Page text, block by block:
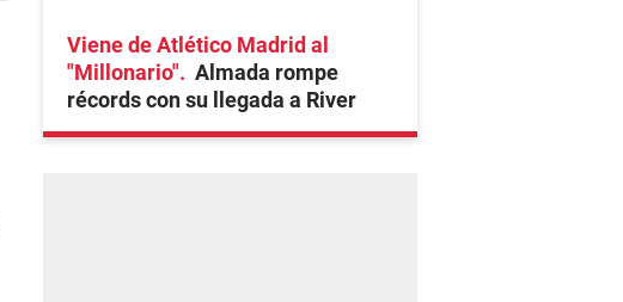
Viene de Atlético Madrid al
"Millonario"
Almada rompe
récords con su llegada a River